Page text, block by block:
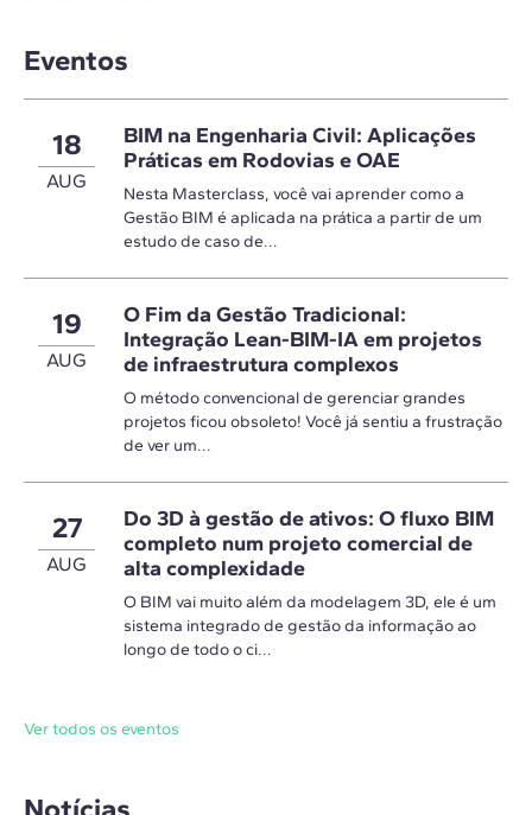
Eventos
18
AUG
BIM na Engenharia Civil: Aplicações
Práticas em Rodovias e OAE
Nesta Masterclass, você vai aprender como a
Gestão BIM é aplicada na prática a partir de um
estudo de caso de...
19
AUG
O Fim da Gestão Tradicional:
Integração Lean-BIM-IA em projetos
de infraestrutura complexos
O método convencional de gerenciar grandes
projetos ficou obsoleto! Você já sentiu a frustração
de ver um...
27
AUG
Do 3D à gestão de ativos: O fluxo BIM
completo num projeto comercial de
alta complexidade
O BIM vai muito além da modelagem 3D, ele é um
sistema integrado de gestão da informação ao
longo de todo o ci...
Ver todos os eventos
Notícias